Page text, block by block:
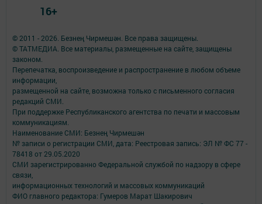
© 2011 - 2026. Безнең Чирмешән. Все права защищены.
© ТАТМЕДИА. Все материалы, размещенные на сайте, защищены
законом.
Перепечатка, воспроизведение и распространение в любом объеме
информации,
размещенной на сайте, возможна только с письменного согласия
редакций СМИ.
При поддержке Республиканского агентства по печати и массовым
коммуникациям.
Наименование СМИ: Безнең Чирмешән
№ записи о регистрации СМИ, дата: Реестровая запись: ЭЛ № ФС 77 -
78418 от 29.05.2020
СМИ зарегистрированно Федеральной службой по надзору в сфере
связи,
информационных технологий и массовых коммуникаций
ФИО главного редактора: Гумеров Марат Шакирович
16+